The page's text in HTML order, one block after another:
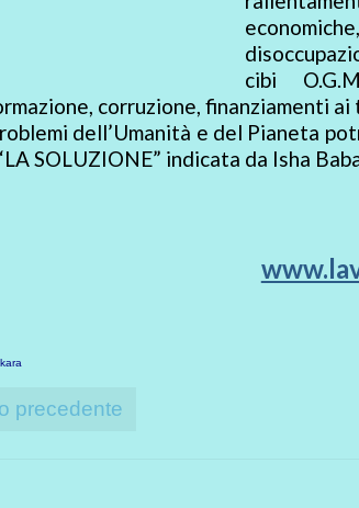
cibi
corruzione, finanziamenti
dell’Umanità e del Pianeta
SOLUZIONE” indicata da Isha
precedente